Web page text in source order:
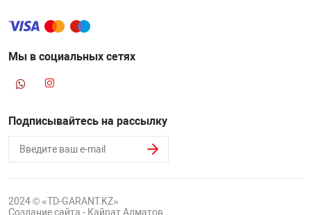
Мы в социальных сетях
Подписывайтесь на рассылку
2024 © «TD-GARANT.KZ»
Создание сайта - Кайрат Алматов